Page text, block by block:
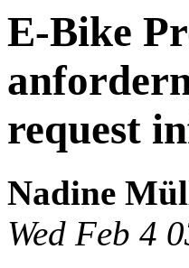
E-Bike
request
Nadine
Wed Feb 4